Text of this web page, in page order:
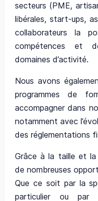
secteurs (PME,
libérales, start-ups,
collaborateurs la
compétences et
domaines d’activité.
Nous avons
programmes de
accompagner dans
notamment avec
des réglementations
Grâce à la taille et
de nombreuses
Que ce soit par la
particulier ou